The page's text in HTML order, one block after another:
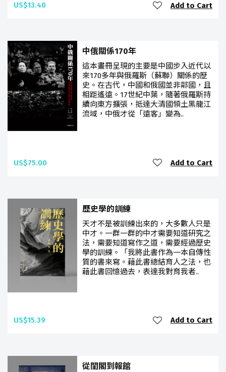
US$13.40 Add to Cart
中俄關係170年
這本畫冊呈現的主要是中國步入近代以
來170多年與俄羅斯（蘇聯）關係的歷
史。在古代，中國和俄國並非鄰國，且
相距遙遠。17世紀中葉，隨著俄羅斯持
續向東方擴張，抵達大清國領土黑龍江
流域，中俄才從「遠客」變為..
US$75.00 Add to Cart
歷史學的訓練
天才不是被訓練出來的，大多數人只是
中才。一群一群的中才需要知道研究之
法，需要知道寫作之道，需要經過歷史
學的訓練。「我將此書作為一本自傳性
質的書來寫。藉此書總結育人之法，也
藉此書回憶過去，表達我對育我者..
US$15.39 Add to Cart
從閨閣到報館